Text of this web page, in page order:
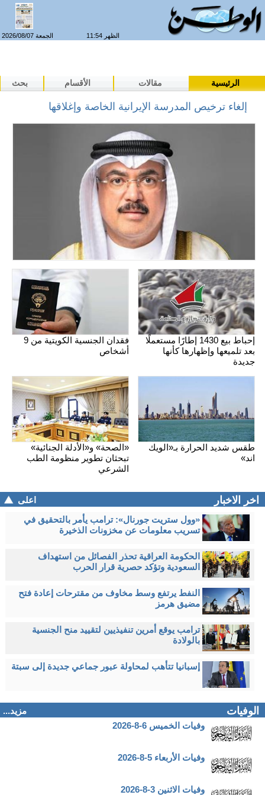
الجمعة 2026/08/07 الظهر 11:54
الرئيسية بحث الأقسام مقالات
إلغاء ترخيص المدرسة الإيرانية الخاصة وإغلاقها
إحباط بيع 1430 إطارًا مستعملًا
بعد تلميعها وإظهارها كأنها
جديدة
فقدان الجنسية الكويتية من 9
أشخاص
طقس شديد الحرارة بـ«الويك
اند»
«الصحة» و«الأدلة الجنائية»
تبحثان تطوير منظومة الطب
الشرعي
اخر الاخبار
اعلى
«وول ستريت جورنال»: ترامب يأمر بالتحقيق في
تسريب معلومات عن مخزونات الذخيرة
الحكومة العراقية تحذر الفصائل من استهداف
السعودية وتؤكد حصرية قرار الحرب
النفط يرتفع وسط مخاوف من مقترحات إعادة فتح
مضيق هرمز
ترامب يوقع أمرين تنفيذيين لتقييد منح الجنسية
بالولادة
إسبانيا تتأهب لمحاولة عبور جماعي جديدة إلى سبتة
الوفيات
مزيد...
وفيات الخميس 6-8-2026
وفيات الأربعاء 5-8-2026
وفيات الاثنين 3-8-2026